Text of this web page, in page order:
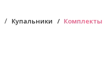
Купальники Комплекты